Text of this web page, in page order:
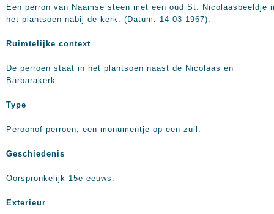
Een perron van Naamse steen met een oud St. Nicolaasbeeldje
het plantsoen nabij de kerk. (Datum: 14-03-1967).
Ruimtelijke context
De perroen staat in het plantsoen naast de Nicolaas en
Barbarakerk.
Type
Peroonof perroen, een monumentje op een zuil.
Geschiedenis
Oorspronkelijk 15e-eeuws.
Exterieur